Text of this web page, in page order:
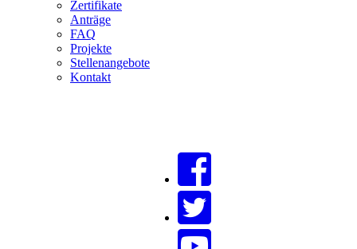
Zertifikate
Anträge
FAQ
Projekte
Stellenangebote
Kontakt